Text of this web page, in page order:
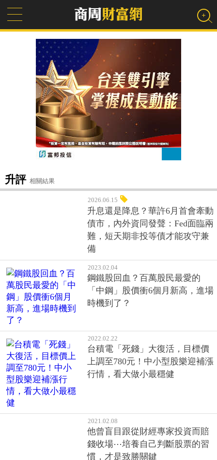
升評 相關結果
2026.06.15
升息還是降息？華許6月首會牽動
債市，內外資同發聲：Fed面臨兩
難，短天期非投等債才能攻守兼
備
2023.02.04
鋼鐵股回血？百萬股民最愛的
「中鋼」股價衝6個月新高，進場
時機到了？
台積電「死錢」大復活，目標價
上調至780元！中小型股樂迎補漲
行情，看大做小最穩健
2021.02.08
慣，才是致勝關鍵
2021.01.19
績優股無懼亂流！去年營收、EPS
皆創新高，日月光封測產能吃